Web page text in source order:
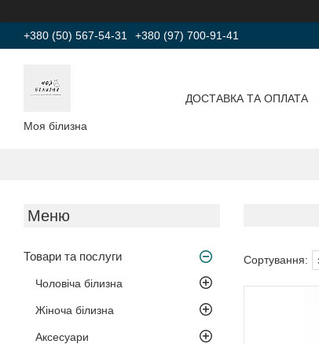
+380 (50) 567-54-31 +380 (97) 700-91-41
Моя білизна
ДОСТАВКА ТА ОПЛАТА
Товари та послуги
Чоловіча білизна
Жіноча білизна
Аксесуари